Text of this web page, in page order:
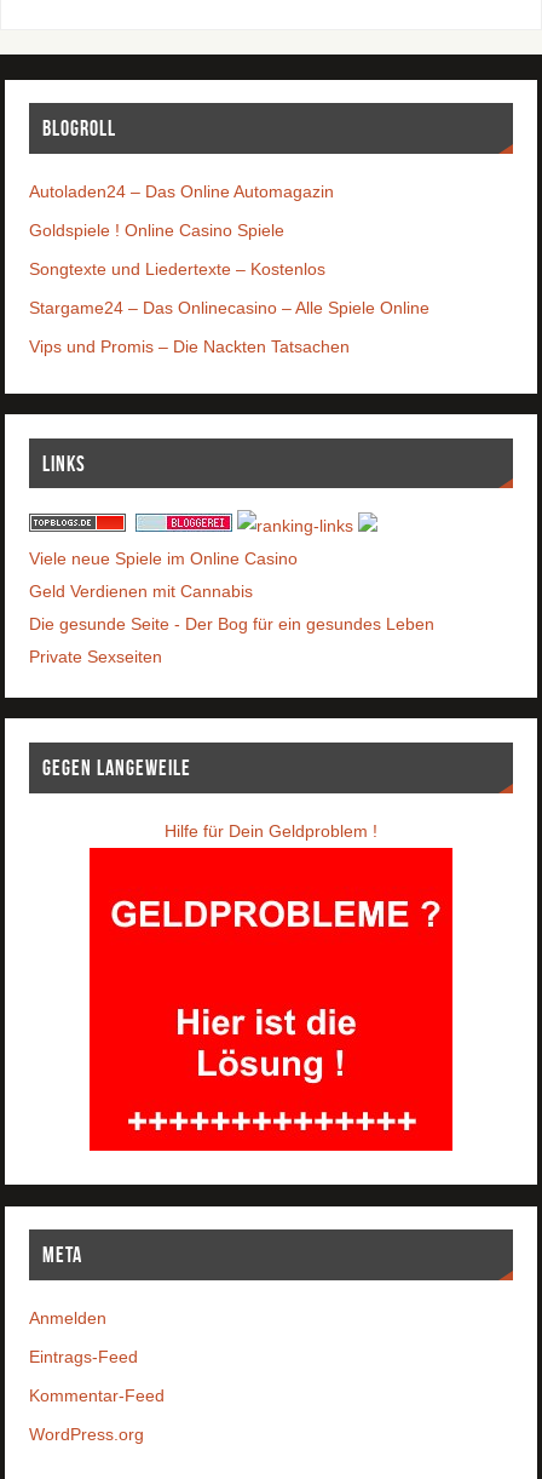
Blogroll
Autoladen24 – Das Online Automagazin
Goldspiele ! Online Casino Spiele
Songtexte und Liedertexte – Kostenlos
Stargame24 – Das Onlinecasino – Alle Spiele Online
Vips und Promis – Die Nackten Tatsachen
Links
Viele neue Spiele im Online Casino
Geld Verdienen mit Cannabis
Die gesunde Seite - Der Bog für ein gesundes Leben
Private Sexseiten
Gegen Langeweile
Hilfe für Dein Geldproblem !
Meta
Anmelden
Eintrags-Feed
Kommentar-Feed
WordPress.org